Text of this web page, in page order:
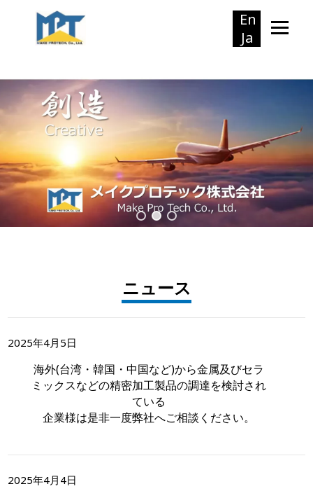
En
Ja
ニュース
2025年4月5日
海外(台湾・韓国・中国など)から金属及びセラ
ミックスなどの精密加工製品の調達を検討され
ている
企業様は是非一度弊社へご相談ください。
2025年4月4日